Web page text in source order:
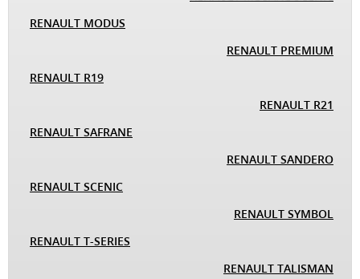
RENAULT MODUS
RENAULT PREMIUM
RENAULT R19
RENAULT R21
RENAULT SAFRANE
RENAULT SANDERO
RENAULT SCENIC
RENAULT SYMBOL
RENAULT T-SERIES
RENAULT TALISMAN